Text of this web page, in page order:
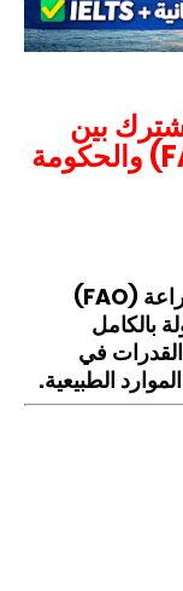
بين
منظمة الأغذية والزراعة (FAO) والحكومة
(FAO)
بالكامل
في
الطبيعية.